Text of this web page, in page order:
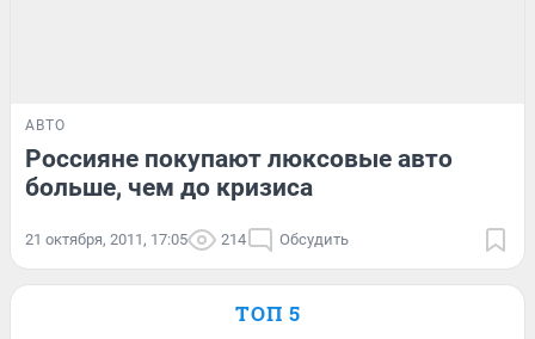
АВТО
Россияне покупают люксовые авто
больше, чем до кризиса
21 октября, 2011, 17:05 214 Обсудить
ТОП 5